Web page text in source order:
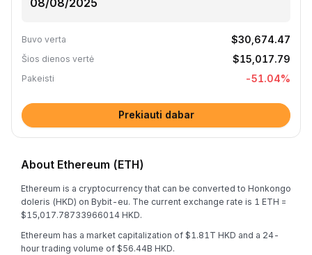
Buvo verta $30,674.47
Šios dienos vertė $15,017.79
Pakeisti -51.04%
Prekiauti dabar
About Ethereum (ETH)
Ethereum is a cryptocurrency that can be converted to Honkongo
doleris (HKD) on Bybit-eu. The current exchange rate is 1 ETH =
$15,017.78733966014 HKD.
Ethereum has a market capitalization of $1.81T HKD and a 24-
hour trading volume of $56.44B HKD.